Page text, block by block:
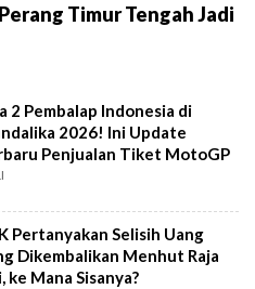
Timur Tengah Jadi
2 Pembalap Indonesia di
2026! Ini Update
Penjualan Tiket MotoGP
Pertanyakan Selisih Uang
Dikembalikan Menhut Raja
ke Mana Sisanya?